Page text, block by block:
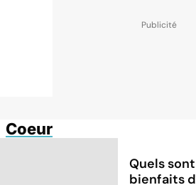
Coeur
Quels
bienfaits